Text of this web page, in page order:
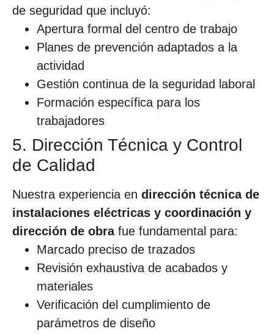
de seguridad que incluyó:
Apertura formal del centro de trabajo
Planes de prevención adaptados a la
actividad
Gestión continua de la seguridad laboral
Formación específica para los
trabajadores
5. Dirección Técnica y Control
de Calidad
Nuestra experiencia en dirección técnica de
instalaciones eléctricas y coordinación y
dirección de obrafue fundamental para:
Marcado preciso de trazados
Revisión exhaustiva de acabados y
materiales
Verificación del cumplimiento de
parámetros de diseño